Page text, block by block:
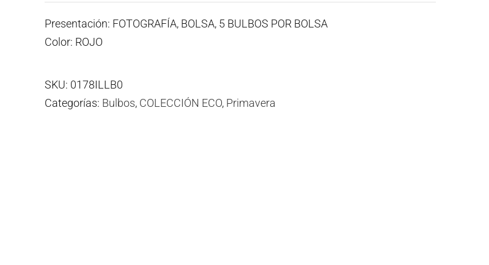
Presentación: FOTOGRAFÍA, BOLSA, 5 BULBOS POR BOLSA
Color: ROJO
SKU: 0178ILLB0
Categorías: Bulbos, COLECCIÓN ECO, Primavera